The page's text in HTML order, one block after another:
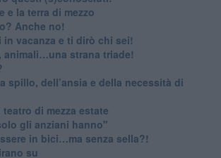
e la terra di mezzo
Anche no!
in vacanza e ti dirò chi sei!
animali…una strana triade!
spillo, dell’ansia e della necessità di
di mezza estate
gli anziani hanno"
in bici…ma senza sella?!
su